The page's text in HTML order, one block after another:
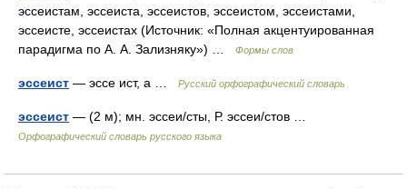
эссеистам, эссеиста, эссеистов, эссеистом, эссеистами,
эссеисте, эссеистах (Источник: «Полная акцентуированная
парадигма по А. А. Зализняку») …
Формы слов
эссеист — эссе ист, а … Русский орфографический словарь
эссеист — (2 м); мн. эссеи/сты, Р. эссеи/стов …
Орфографический словарь русского языка